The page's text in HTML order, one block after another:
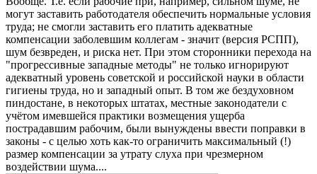
могут заставить работодателя обеспечить нормальные условия
труда; не смогли заставить его платить адекватные
компенсации заболевшим коллегам - значит (версия РСПП),
шум безвреден, и риска нет. При этом сторонники перехода на
"прогрессивные западные методы" не только игнорируют
адекватный уровень советской и российской науки в области
гигиены труда, но и западный опыт. В том же бездуховном
пиндостане, в некоторых штатах, местные законодатели с
учётом имевшейся практики возмещения ущерба
пострадавшим рабочим, были вынуждены ввести поправки в
законы - с целью хоть как-то ограничить максимальный (!)
размер компенсации за утрату слуха при чрезмерном
воздействии шума....